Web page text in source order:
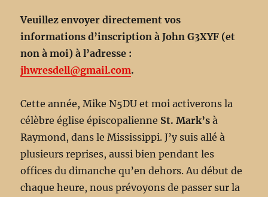
Veuillez envoyer directement vos
informations d’inscription à John G3XYF (et
non à moi) à l’adresse :
jhwresdell@gmail.com.
Cette année, Mike N5DU et moi activerons la
célèbre église épiscopalienne St. Mark’s à
Raymond, dans le Mississippi. J’y suis allé à
plusieurs reprises, aussi bien pendant les
offices du dimanche qu’en dehors. Au début de
chaque heure, nous prévoyons de passer sur la